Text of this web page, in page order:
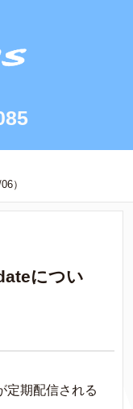
）
につい
定期配信される